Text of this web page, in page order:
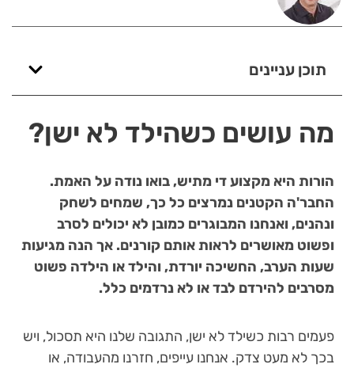
תוכן עניינים
מה עושים כשהילד לא ישן?
הורות היא מקצוע די מתיש, בואו נודה על האמת.
החבר'ה הקטנים נמרצים כל כך, שמחים לשחק
ונהנים, ואנחנו המבוגרים כמובן לא יכולים לסרב
ופשוט מאושרים לראות אותם קורנים. אך הנה מגיעות
שעות הערב, החשיכה יורדת, והילד או הילדה פשוט
מסרבים להירדם לבד או לא נרדמים כלל.
פעמים רבות כשילד לא ישן, התגובה שלנו היא תסכול, ויש
בכך לא מעט צדק. אנחנו עייפים, חזרנו מהעבודה, או